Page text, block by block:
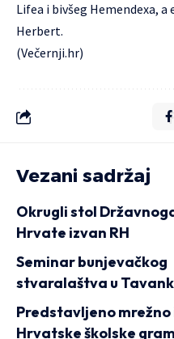
Lifea i bivšeg Hemendexa,
Herbert.
(Večernji.hr)
Vezani sadržaj
Okrugli stol
Hrvate izvan RH
Seminar bunjevačkog
stvaralaštva u
Predstavljeno
Hrvatske školske